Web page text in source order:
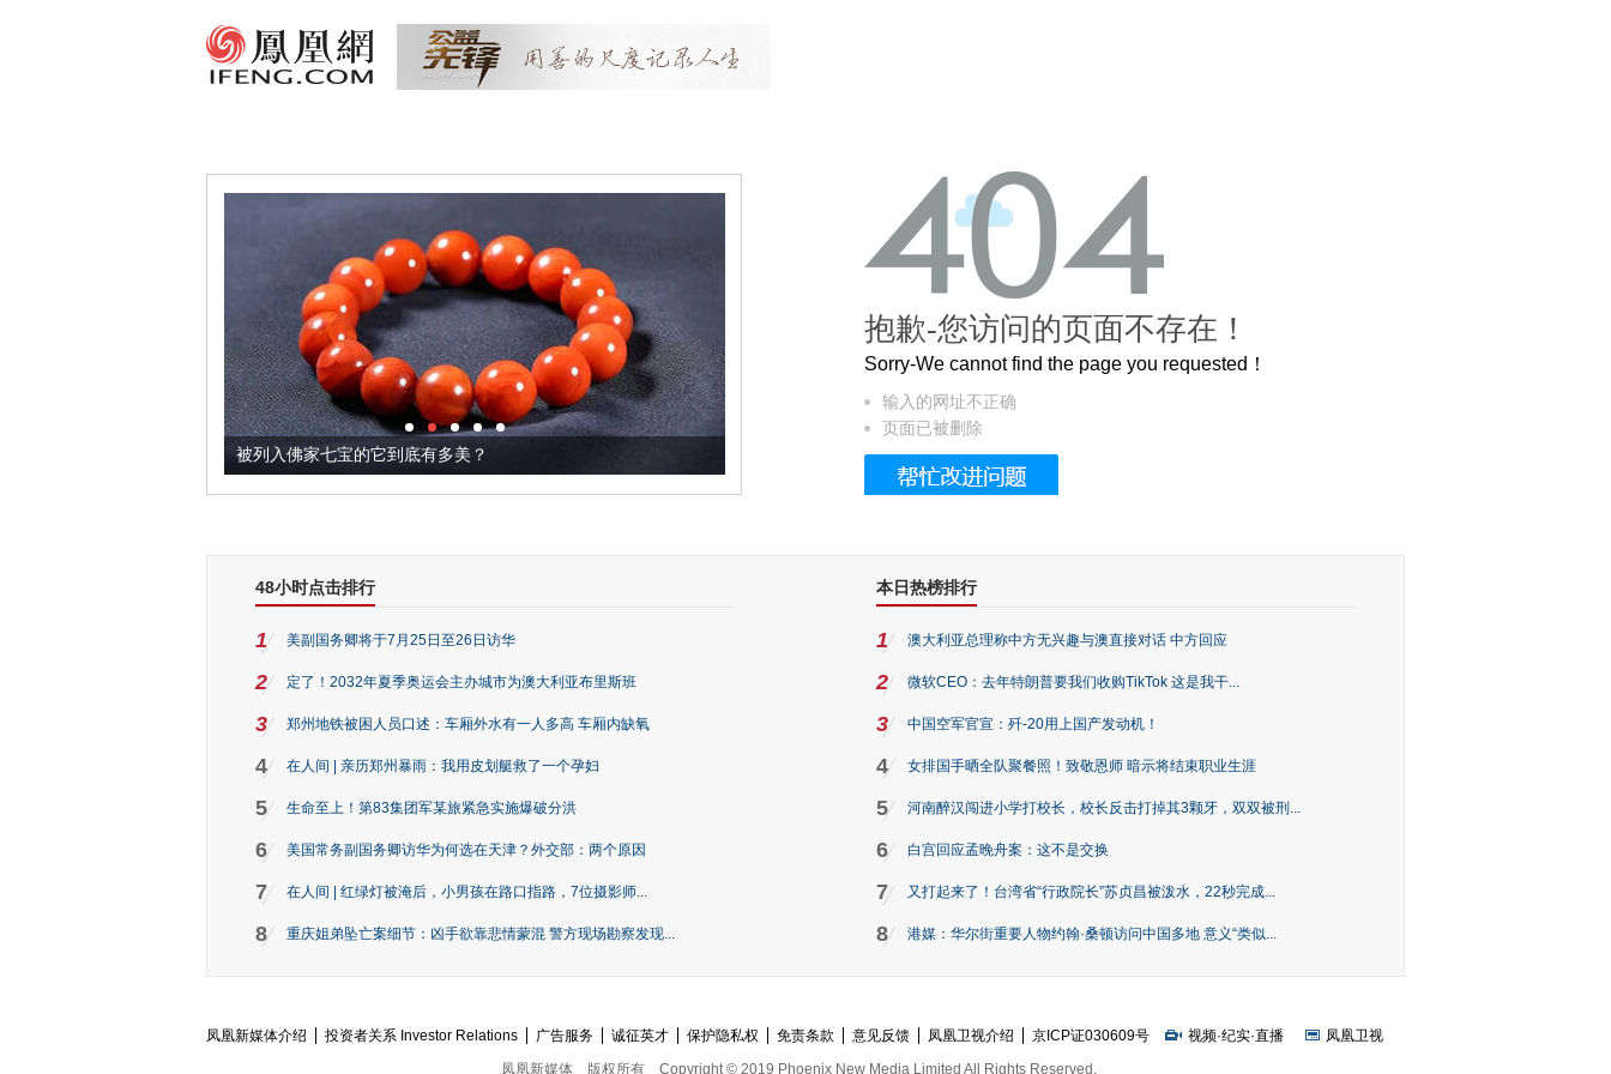
被列入佛家七宝的它到底有多美？ 这个3.2米的长卷，还原了600岁的紫禁城
抱歉-您访问的页面不存在！
Sorry-We cannot find the page you requested！
输入的网址不正确
页面已被删除
48小时点击排行
1 美副国务卿将于7月25日至26日访华
2 定了！2032年夏季奥运会主办城市为澳大利亚布里斯班
3 郑州地铁被困人员口述：车厢外水有一人多高 车厢内缺氧
4 在人间 | 亲历郑州暴雨：我用皮划艇救了一个孕妇
5 生命至上！第83集团军某旅紧急实施爆破分洪
6 美国常务副国务卿访华为何选在天津？外交部：两个原因
7 在人间 | 红绿灯被淹后，小男孩在路口指路，7位摄影师...
8 重庆姐弟坠亡案细节：凶手欲靠悲情蒙混 警方现场勘察发现...
本日热榜排行
1 澳大利亚总理称中方无兴趣与澳直接对话 中方回应
2 微软CEO：去年特朗普要我们收购TikTok 这是我干...
3 中国空军官宣：歼-20用上国产发动机！
4 女排国手晒全队聚餐照！致敬恩师 暗示将结束职业生涯
5 河南醉汉闯进小学打校长，校长反击打掉其3颗牙，双双被刑...
6 白宫回应孟晚舟案：这不是交换
7 又打起来了！台湾省“行政院长”苏贞昌被泼水，22秒完成...
8 港媒：华尔街重要人物约翰·桑顿访问中国多地 意义“类似...
凤凰新媒体介绍 投资者关系 Investor Relations 广告服务 诚征英才 保护隐私权 免责条款 意见反馈 凤凰卫视介绍 京ICP证030609号 视频·纪实·直播
凤凰卫视
凤凰新媒体
版权所有 Copyright © 2019 Phoenix New Media Limited All Rights Reserved.